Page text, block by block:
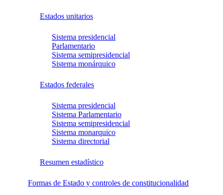
Estados unitarios
Sistema presidencial
Parlamentario
Sistema semipresidencial
Sistema monárquico
Estados federales
Sistema presidencial
Sistema Parlamentario
Sistema semipresidencial
Sistema monarquico
Sistema directorial
Resumen estadístico
Formas de Estado y controles de constitucionalidad